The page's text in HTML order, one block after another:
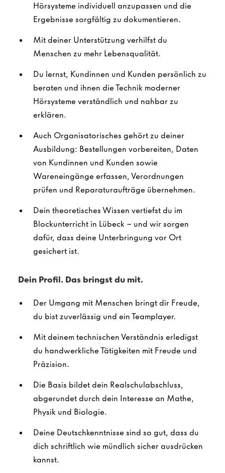
Hörsysteme individuell anzupassen und die
Ergebnisse sorgfältig zu dokumentieren.
Mit deiner Unterstützung verhilfst du
Menschen zu mehr Lebensqualität.
Du lernst, Kundinnen und Kunden persönlich zu
beraten und ihnen die Technik moderner
Hörsysteme verständlich und nahbar zu
erklären.
Auch Organisatorisches gehört zu deiner
Ausbildung: Bestellungen vorbereiten, Daten
von Kundinnen und Kunden sowie
Wareneingänge erfassen, Verordnungen
prüfen und Reparaturaufträge übernehmen.
Dein theoretisches Wissen vertiefst du im
Blockunterricht in Lübeck – und wir sorgen
dafür, dass deine Unterbringung vor Ort
gesichert ist.
Dein Profil. Das bringst du mit.
Der Umgang mit Menschen bringt dir Freude,
du bist zuverlässig und ein Teamplayer.
Mit deinem technischen Verständnis erledigst
du handwerkliche Tätigkeiten mit Freude und
Präzision.
Die Basis bildet dein Realschulabschluss,
abgerundet durch dein Interesse an Mathe,
Physik und Biologie.
Deine Deutschkenntnisse sind so gut, dass du
dich schriftlich wie mündlich sicher ausdrücken
kannst.